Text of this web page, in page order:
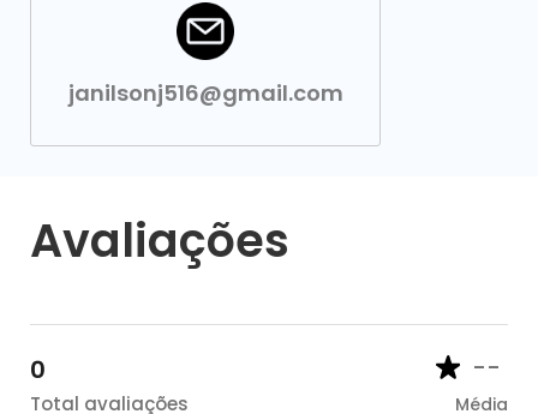
janilsonj516@gmail.com
Avaliações
0
Total avaliações
--
Média